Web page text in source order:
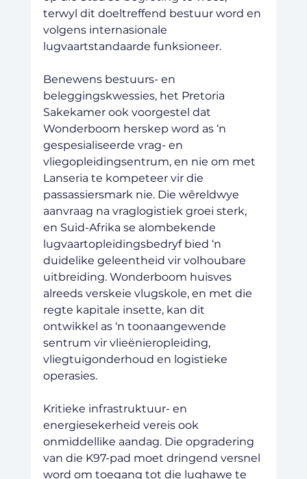
terwyl dit doeltreffend bestuur word en
volgens internasionale
lugvaartstandaarde funksioneer.
Benewens bestuurs- en
beleggingskwessies, het Pretoria
Sakekamer ook voorgestel dat
Wonderboom herskep word as ‘n
gespesialiseerde vrag- en
vliegopleidingsentrum, en nie om met
Lanseria te kompeteer vir die
passassiersmark nie. Die wêreldwye
aanvraag na vraglogistiek groei sterk,
en Suid-Afrika se alombekende
lugvaartopleidingsbedryf bied ‘n
duidelike geleentheid vir volhoubare
uitbreiding. Wonderboom huisves
alreeds verskeie vlugskole, en met die
regte kapitale insette, kan dit
ontwikkel as ‘n toonaangewende
sentrum vir vlieënieropleiding,
vliegtuigonderhoud en logistieke
operasies.
Kritieke infrastruktuur- en
energiesekerheid vereis ook
onmiddellike aandag. Die opgradering
van die K97-pad moet dringend versnel
word om toegang tot die lughawe te